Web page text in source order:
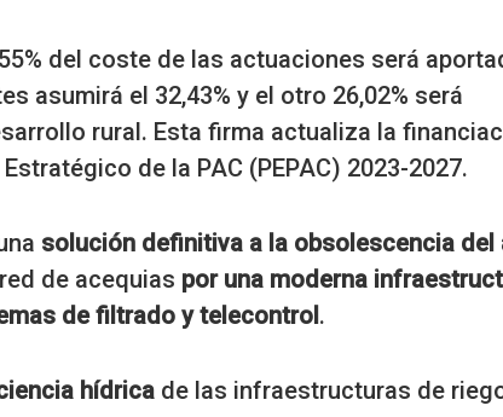
del coste de las actuaciones será
asumirá el 32,43% y el otro 26,02% será
rural. Esta firma actualiza la
de la PAC (PEPAC) 2023-2027.
solución definitiva a la obsolescencia del
de acequias por una moderna
de filtrado y telecontrol.
hídrica de las infraestructuras de